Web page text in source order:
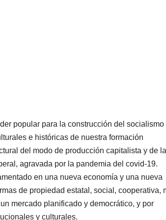
popular para la construcción del socialismo
e históricas de nuestra formación
del modo de producción capitalista y de la
agravada por la pandemia del covid-19.
en una nueva economía y una nueva
de propiedad estatal, social, cooperativa,
mercado planificado y democrático, y por
y culturales.